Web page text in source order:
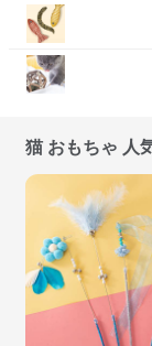
猫 おもちゃ 人